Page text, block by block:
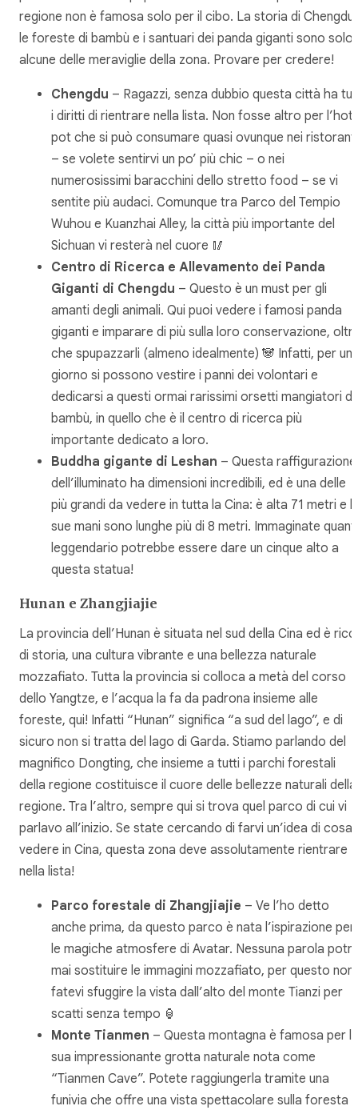
regione non è famosa solo per il cibo. La storia di Chengdu,
le foreste di bambù e i santuari dei panda giganti sono solo
alcune delle meraviglie della zona. Provare per credere!
Chengdu – Ragazzi, senza dubbio questa città ha
i diritti di rientrare nella lista. Non fosse altro per l’hot
pot che si può consumare quasi ovunque nei ristoranti
– se volete sentirvi un po’ più chic – o nei
numerosissimi baracchini dello stretto food – se vi
sentite più audaci. Comunque tra Parco del Tempio
Wuhou e Kuanzhai Alley, la città più importante del
Sichuan vi resterà nel cuore 🥢
Centro di Ricerca e Allevamento dei Panda
Giganti di Chengdu – Questo è un must per gli
amanti degli animali. Qui puoi vedere i famosi panda
giganti e imparare di più sulla loro conservazione,
che spupazzarli (almeno idealmente) 🐼 Infatti, per un
giorno si possono vestire i panni dei volontari e
dedicarsi a questi ormai rarissimi orsetti mangiatori di
bambù, in quello che è il centro di ricerca più
importante dedicato a loro.
Buddha gigante di Leshan – Questa raffigurazione
dell’illuminato ha dimensioni incredibili, ed è una delle
più grandi da vedere in tutta la Cina: è alta 71 metri e
sue mani sono lunghe più di 8 metri. Immaginate
leggendario potrebbe essere dare un cinque alto a
questa statua!
Hunan e Zhangjiajie
La provincia dell’Hunan è situata nel sud della Cina ed è
di storia, una cultura vibrante e una bellezza naturale
mozzafiato. Tutta la provincia si colloca a metà del corso
dello Yangtze, e l’acqua la fa da padrona insieme alle
foreste, qui! Infatti “Hunan” significa “a sud del lago”, e di
sicuro non si tratta del lago di Garda. Stiamo parlando del
magnifico Dongting, che insieme a tutti i parchi forestali
della regione costituisce il cuore delle bellezze naturali della
regione. Tra l’altro, sempre qui si trova quel parco di cui vi
parlavo all’inizio. Se state cercando di farvi un’idea di cosa
vedere in Cina, questa zona deve assolutamente rientrare
nella lista!
Parco forestale di Zhangjiajie – Ve l’ho detto
anche prima, da questo parco è nata l’ispirazione per
le magiche atmosfere di Avatar. Nessuna parola
mai sostituire le immagini mozzafiato, per questo non
fatevi sfuggire la vista dall’alto del monte Tianzi per
scatti senza tempo 🏮
Monte Tianmen – Questa montagna è famosa per la
sua impressionante grotta naturale nota come
“Tianmen Cave”. Potete raggiungerla tramite una
funivia che offre una vista spettacolare sulla foresta